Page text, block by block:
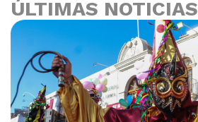
ÚLTIMAS NOTICIAS